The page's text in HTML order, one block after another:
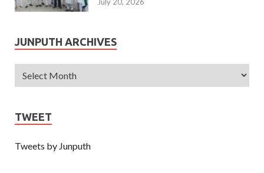
July 20, 2026
JUNPUTH ARCHIVES
TWEET
Tweets by Junputh